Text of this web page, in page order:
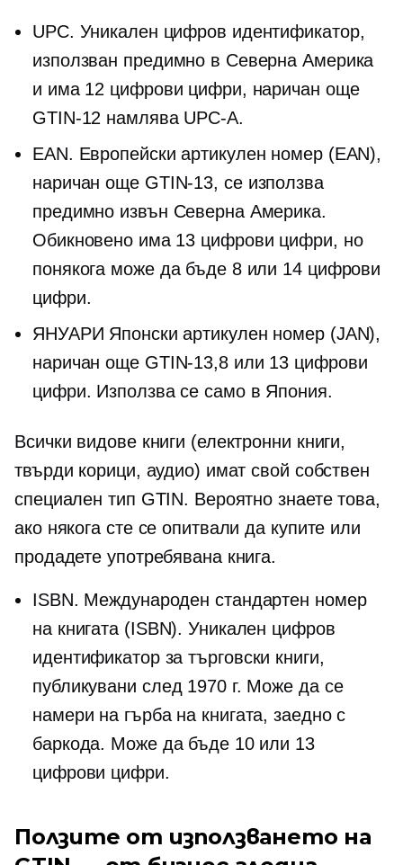
UPC. Уникален цифров идентификатор,
използван предимно в Северна Америка
и има 12 цифрови цифри, наричан още
GTIN-12 намлява UPC-A.
EAN. Европейски артикулен номер (EAN),
наричан още GTIN-13, се използва
предимно извън Северна Америка.
Обикновено има 13 цифрови цифри, но
понякога може да бъде 8 или 14 цифрови
цифри.
ЯНУАРИ Японски артикулен номер (JAN),
наричан още GTIN-13,8или 13 цифрови
цифри. Използва се само в Япония.
Всички видове книги (електронни книги,
твърди корици, аудио) имат свой собствен
специален тип GTIN. Вероятно знаете това,
ако някога сте се опитвали да купите или
продадете употребявана книга.
ISBN. Международен стандартен номер
на книгата (ISBN). Уникален цифров
идентификатор за търговски книги,
публикувани след 1970 г. Може да се
намери на гърба на книгата, заедно с
баркода. Може да бъде 10 или 13
цифрови цифри.
Ползите от използването на